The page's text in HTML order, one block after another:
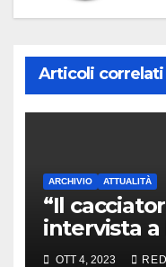
Articoli correlati
ARCHIVIO ATTUALITÀ
“Il
intervista
dei Casalesi
OTT 4, 2023 RED